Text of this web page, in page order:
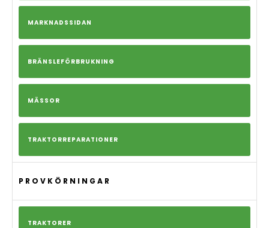
MARKNADSSIDAN
BRÄNSLEFÖRBRUKNING
MÄSSOR
TRAKTORREPARATIONER
PROVKÖRNINGAR
TRAKTORER